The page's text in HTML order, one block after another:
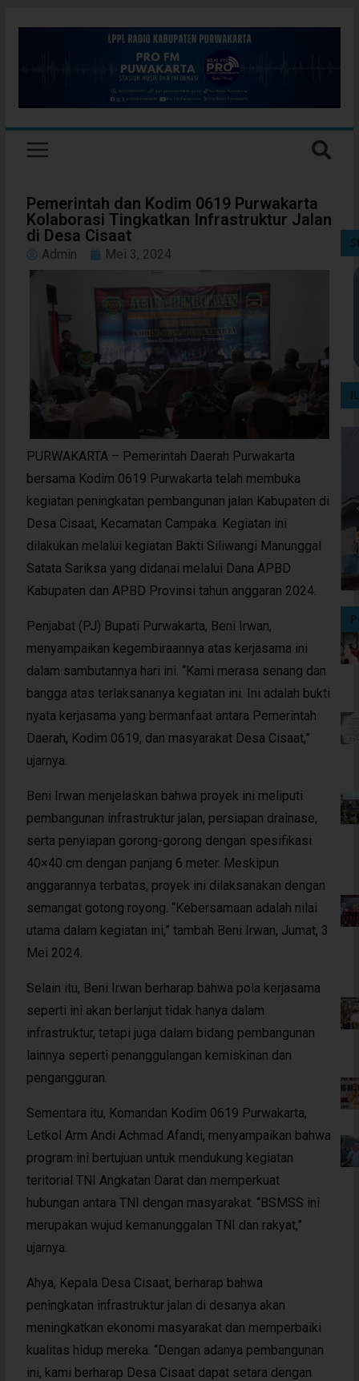
Pemerintah dan Kodim 0619 Purwakarta
Kolaborasi Tingkatkan Infrastruktur Jalan
di Desa Cisaat
Admin Mei 3, 2024
PURWAKARTA – Pemerintah Daerah Purwakarta
bersama Kodim 0619 Purwakarta telah membuka
kegiatan peningkatan pembangunan jalan Kabupaten di
Desa Cisaat, Kecamatan Campaka. Kegiatan ini
dilakukan melalui kegiatan Bakti Siliwangi Manunggal
Satata Sariksa yang didanai melalui Dana APBD
Kabupaten dan APBD Provinsi tahun anggaran 2024.
Penjabat (PJ) Bupati Purwakarta, Beni Irwan,
menyampaikan kegembiraannya atas kerjasama ini
dalam sambutannya hari ini. “Kami merasa senang dan
bangga atas terlaksananya kegiatan ini. Ini adalah bukti
nyata kerjasama yang bermanfaat antara Pemerintah
Daerah, Kodim 0619, dan masyarakat Desa Cisaat,”
ujarnya.
Beni Irwan menjelaskan bahwa proyek ini meliputi
pembangunan infrastruktur jalan, persiapan drainase,
serta penyiapan gorong-gorong dengan spesifikasi
40×40 cm dengan panjang 6 meter. Meskipun
anggarannya terbatas, proyek ini dilaksanakan dengan
semangat gotong royong. “Kebersamaan adalah nilai
utama dalam kegiatan ini,” tambah Beni Irwan, Jumat, 3
Mei 2024.
Selain itu, Beni Irwan berharap bahwa pola kerjasama
seperti ini akan berlanjut tidak hanya dalam
infrastruktur, tetapi juga dalam bidang pembangunan
lainnya seperti penanggulangan kemiskinan dan
pengangguran.
Sementara itu, Komandan Kodim 0619 Purwakarta,
Letkol Arm Andi Achmad Afandi, menyampaikan bahwa
program ini bertujuan untuk mendukung kegiatan
teritorial TNI Angkatan Darat dan memperkuat
hubungan antara TNI dengan masyarakat. “BSMSS ini
merupakan wujud kemanunggalan TNI dan rakyat,”
ujarnya.
Ahya, Kepala Desa Cisaat, berharap bahwa
peningkatan infrastruktur jalan di desanya akan
meningkatkan ekonomi masyarakat dan memperbaiki
kualitas hidup mereka. “Dengan adanya pembangunan
ini, kami berharap Desa Cisaat dapat setara dengan